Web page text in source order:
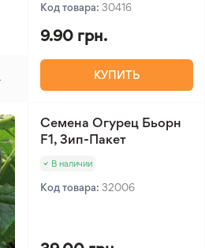
Код товара: 30416
9.90 грн.
КУПИТЬ
Семена Огурец Бьорн
F1, Зип-Пакет
В наличии
Код товара: 32006